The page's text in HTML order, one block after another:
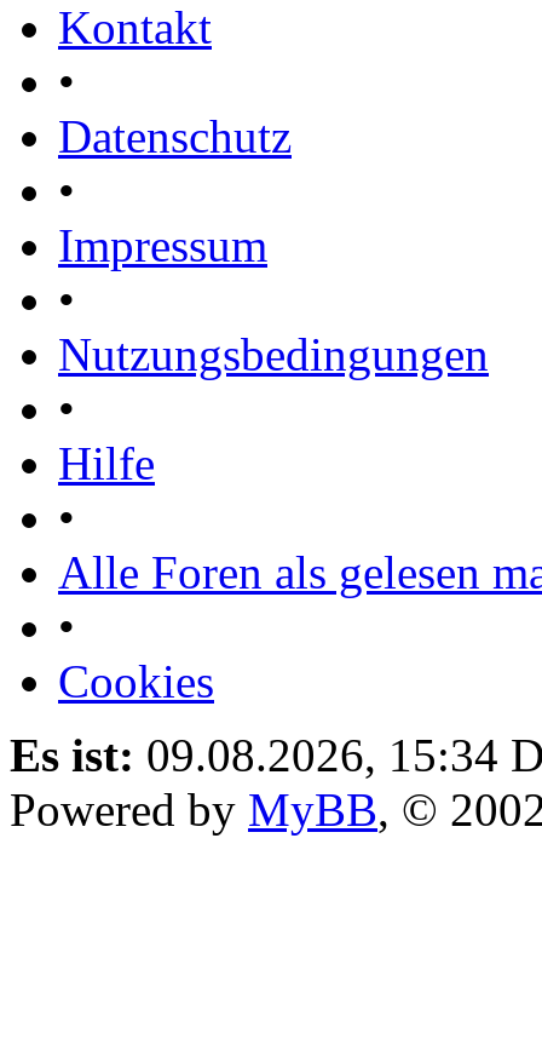
Kontakt
•
Datenschutz
•
Impressum
•
Nutzungsbedingungen
•
Hilfe
•
Alle Foren als gelesen
•
Cookies
Es ist: 09.08.2026, 15:34
Powered by MyBB, ©